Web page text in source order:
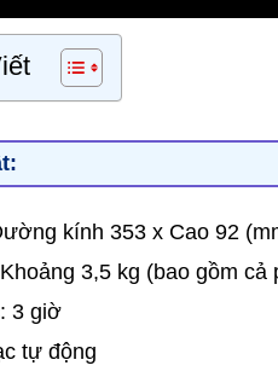
kính 353 x Cao 92
3,5 kg (bao gồm cả
3 giờ
tự động